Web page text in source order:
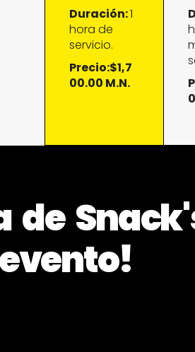
Duración:1
hora de
servicio.
Precio:$1,7
00.00 M.N.
de
evento!